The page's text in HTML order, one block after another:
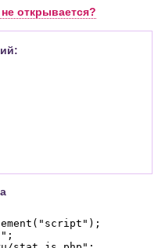
открывается?